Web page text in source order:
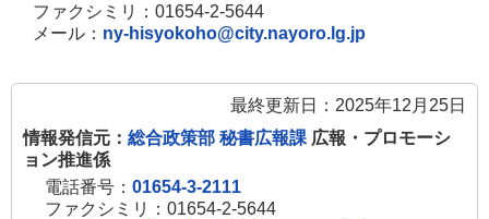
ま
ファクシミリ：01654-2-5644
メール： ny-hisyokoho@city.nayoro.lg.jp
最終更新日：2025年12月25日
情報発信元： 総合政策部 秘書広報課 広報・プロモーシ
ョン推進係
電話番号： 01654-3-2111
ファクシミリ：01654-2-5644